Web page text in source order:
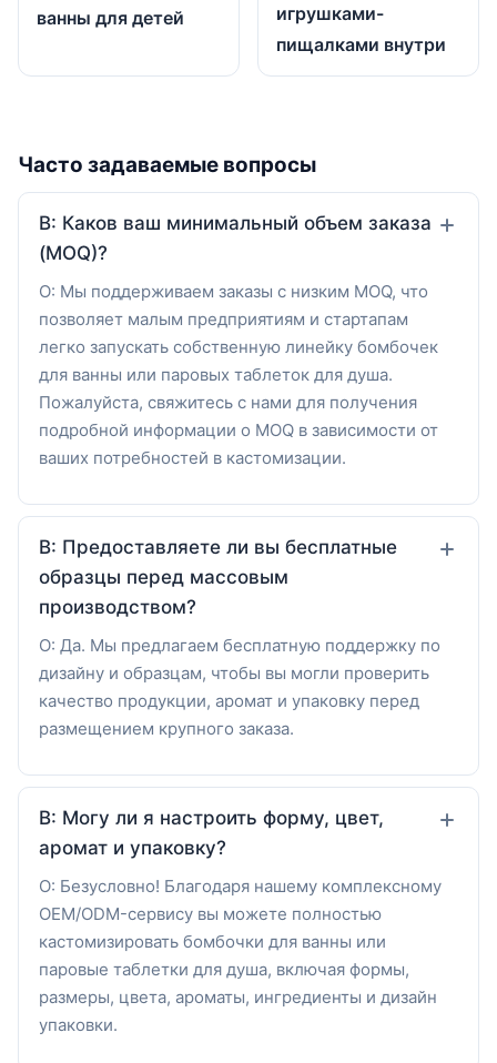
ванны для детей
игрушками-
пищалками внутри
Часто задаваемые вопросы
В: Каков ваш минимальный объем заказа
(MOQ)?
О: Мы поддерживаем заказы с низким MOQ, что
позволяет малым предприятиям и стартапам
легко запускать собственную линейку бомбочек
для ванны или паровых таблеток для душа.
Пожалуйста, свяжитесь с нами для получения
подробной информации о MOQ в зависимости от
ваших потребностей в кастомизации.
В: Предоставляете ли вы бесплатные
образцы перед массовым
производством?
О: Да. Мы предлагаем бесплатную поддержку по
дизайну и образцам, чтобы вы могли проверить
качество продукции, аромат и упаковку перед
размещением крупного заказа.
В: Могу ли я настроить форму, цвет,
аромат и упаковку?
О: Безусловно! Благодаря нашему комплексному
OEM/ODM-сервису вы можете полностью
кастомизировать бомбочки для ванны или
паровые таблетки для душа, включая формы,
размеры, цвета, ароматы, ингредиенты и дизайн
упаковки.